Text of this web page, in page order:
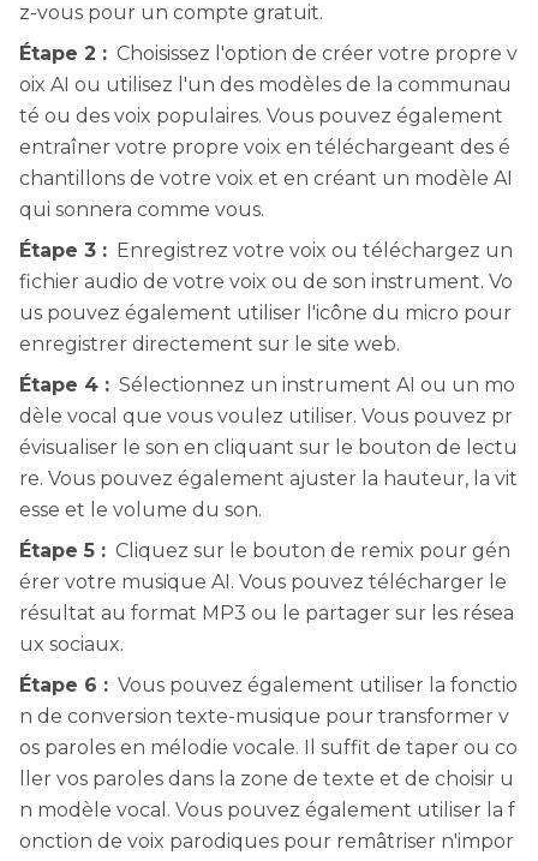
z-vous pour un compte gratuit.
Étape 2 : Choisissez l'option de créer votre propre v
oix AI ou utilisez l'un des modèles de la communau
té ou des voix populaires. Vous pouvez également
entraîner votre propre voix en téléchargeant des é
chantillons de votre voix et en créant un modèle AI
qui sonnera comme vous.
Étape 3 : Enregistrez votre voix ou téléchargez un
fichier audio de votre voix ou de son instrument. Vo
us pouvez également utiliser l'icône du micro pour
enregistrer directement sur le site web.
Étape 4 : Sélectionnez un instrument AI ou un mo
dèle vocal que vous voulez utiliser. Vous pouvez pr
évisualiser le son en cliquant sur le bouton de lectu
re. Vous pouvez également ajuster la hauteur, la vit
esse et le volume du son.
Étape 5 : Cliquez sur le bouton de remix pour gén
érer votre musique AI. Vous pouvez télécharger le
résultat au format MP3 ou le partager sur les résea
ux sociaux.
Étape 6 : Vous pouvez également utiliser la fonctio
n de conversion texte-musique pour transformer v
os paroles en mélodie vocale. Il suffit de taper ou co
ller vos paroles dans la zone de texte et de choisir u
n modèle vocal. Vous pouvez également utiliser la f
onction de voix parodiques pour remâtriser n'impor